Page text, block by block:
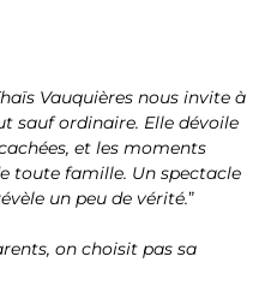
Vauquières nous invite à
sauf ordinaire. Elle dévoile
et les moments
toute famille. Un spectacle
un peu de vérité.”
on choisit pas sa